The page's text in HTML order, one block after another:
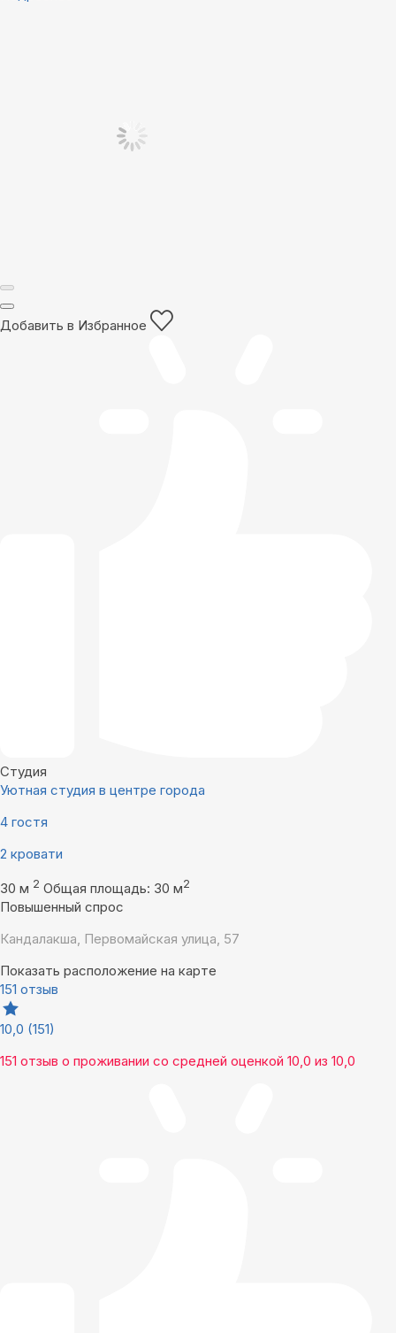
Добавить в Избранное
Студия
Уютная студия в центре города
4 гостя
2 кровати
30 м 2 Общая площадь: 30 м2
Повышенный спрос
Кандалакша, Первомайская улица, 57
Показать расположение на карте
151 отзыв
10,0 (151)
151 отзыв о проживании со средней оценкой 10,0 из 10,0